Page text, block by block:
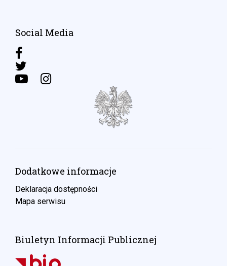
Social Media
Dodatkowe informacje
Deklaracja dostępności
Mapa serwisu
Biuletyn Informacji Publicznej